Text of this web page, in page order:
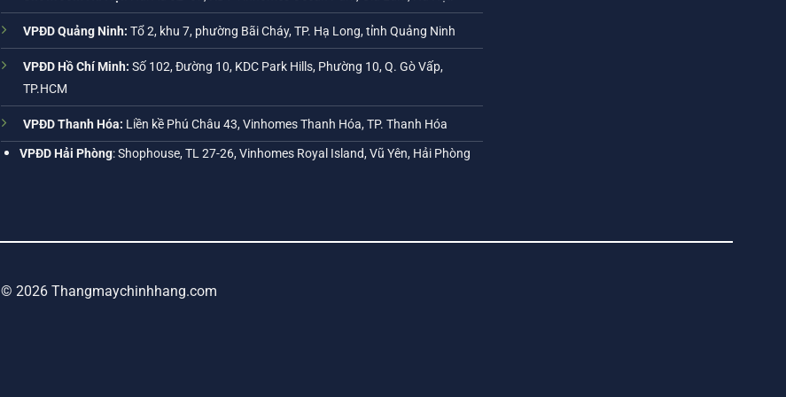
VPĐD Quảng Ninh: Tổ 2, khu 7, phường Bãi Cháy, TP. Hạ Long, tỉnh Quảng Ninh
VPĐD Hồ Chí Minh: Số 102, Đường 10, KDC Park Hills, Phường 10, Q. Gò Vấp,
TP.HCM
VPĐD Thanh Hóa: Liền kề Phú Châu 43, Vinhomes Thanh Hóa, TP. Thanh Hóa
VPĐD Hải Phòng: Shophouse, TL 27-26, Vinhomes Royal Island, Vũ Yên, Hải Phòng
© 2026 Thangmaychinhhang.com